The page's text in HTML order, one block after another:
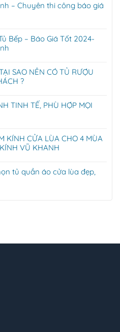
– Chuyên thi công báo giá
Bếp – Báo Giá Tốt 2024-
SAO NÊN CÓ TỦ RƯỢU
?
TINH TẾ, PHÙ HỢP MỌI
KÍNH CỬA LÙA CHO 4 MÙA
VŨ KHANH
tủ quần áo cửa lùa đẹp,